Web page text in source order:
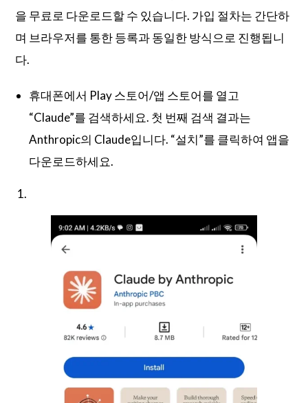
을 무료로 다운로드할 수 있습니다. 가입 절차는 간단하
며 브라우저를 통한 등록과 동일한 방식으로 진행됩니
다.
휴대폰에서 Play 스토어/앱 스토어를 열고
“Claude”를 검색하세요. 첫 번째 검색 결과는
Anthropic의 Claude입니다. “설치”를 클릭하여 앱을
다운로드하세요.